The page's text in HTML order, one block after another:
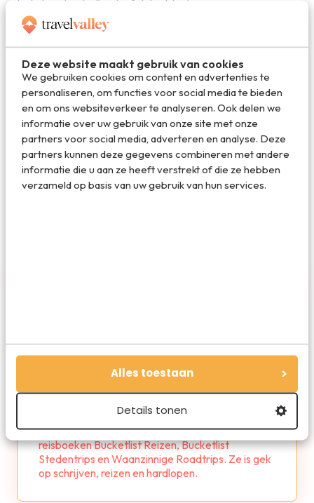
Deze website maakt gebruik van cookies
We gebruiken cookies om content en advertenties te
personaliseren, om functies voor social media te bieden
en om ons websiteverkeer te analyseren. Ook delen we
informatie over uw gebruik van onze site met onze
partners voor social media, adverteren en analyse. Deze
partners kunnen deze gegevens combineren met andere
informatie die u aan ze heeft verstrekt of die ze hebben
verzameld op basis van uw gebruik van hun services.
Alles toestaan
Details tonen
Deel dit artikel
Deel via E-mail
Deel op WhatsApp
Marloes de Hooge
Marloes is oprichter en hoofdredacteur van
Travelvalley. Ze schreef de succesvolle
reisboeken Bucketlist Reizen, Bucketlist
Stedentrips en Waanzinnige Roadtrips. Ze is gek
op schrijven, reizen en hardlopen.